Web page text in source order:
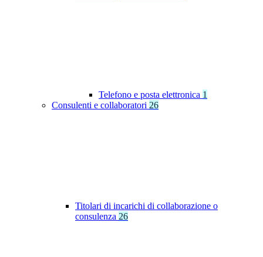
Telefono e posta elettronica 1
Consulenti e collaboratori 26
Titolari di incarichi di collaborazione o
consulenza 26